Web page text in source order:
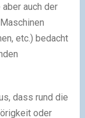
auch der
etc.) bedacht
dass rund die
oder